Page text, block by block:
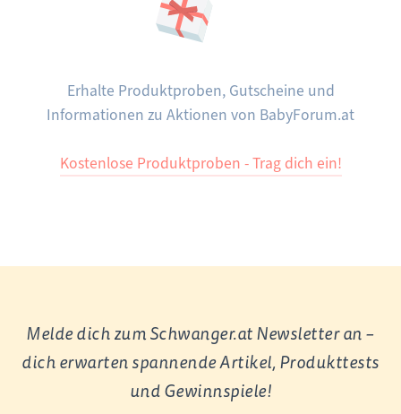
Erhalte Produktproben, Gutscheine und
Informationen zu Aktionen von BabyForum.at
Kostenlose Produktproben - Trag dich ein!
Melde dich zum Schwanger.at Newsletter an –
dich erwarten spannende Artikel, Produkttests
und Gewinnspiele!